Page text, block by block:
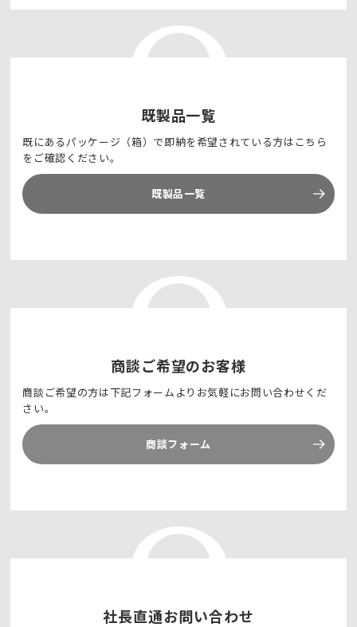
既製品一覧
既にあるパッケージ（箱）で即納を希望されている方はこちら
をご確認ください。
既製品一覧
商談ご希望のお客様
商談ご希望の方は下記フォームよりお気軽にお問い合わせくだ
さい。
商談フォーム
社長直通お問い合わせ